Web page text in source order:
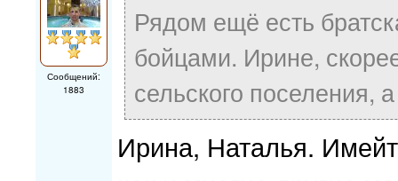
Сообщений:
1883
Рядом ещё есть
бойцами. Ирине,
сельского поселения,
Ирина, Наталья.